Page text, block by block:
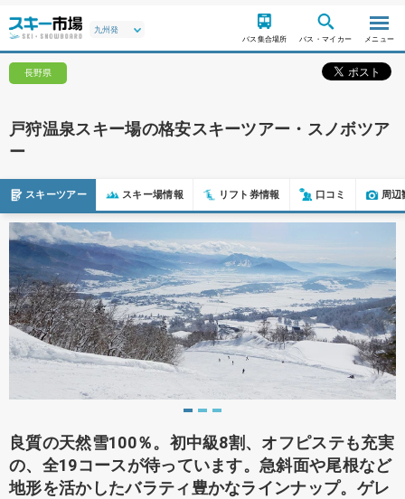
バス集合場所 バス・マイカー メニュー
長野県
戸狩温泉スキー場の格安スキーツアー・スノボツア
ー
スキーツアー スキー場情報 リフト券情報 口コミ 周辺
良質の天然雪100％。初中級8割、オフピステも充実
の、全19コースが待っています。急斜面や尾根など
地形を活かしたバラティ豊かなラインナップ。ゲレ